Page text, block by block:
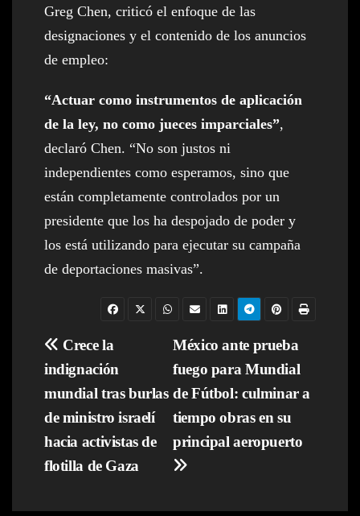
Greg Chen, criticó el enfoque de las
designaciones y el contenido de los anuncios
de empleo:
“Actuar como instrumentos de aplicación
de la ley, no como jueces imparciales”,
declaró Chen. “No son justos ni
independientes como esperamos, sino que
están completamente controlados por un
presidente que los ha despojado de poder y
los está utilizando para ejecutar su campaña
de deportaciones masivas”.
Navegación
de
entradas
México ante prueba
fuego para Mundial
de Fútbol: culminar a
tiempo obras en su
principal aeropuerto
Crece la
indignación
mundial tras burlas
de ministro israelí
hacia activistas de
flotilla de Gaza